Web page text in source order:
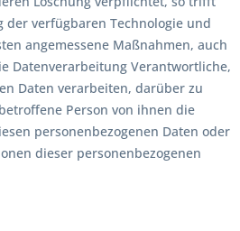
verfügbaren Technologie und
angemessene Maßnahmen, auch
Datenverarbeitung Verantwortliche,
Daten verarbeiten, darüber zu
Person von ihnen die
personenbezogenen Daten oder
dieser personenbezogenen